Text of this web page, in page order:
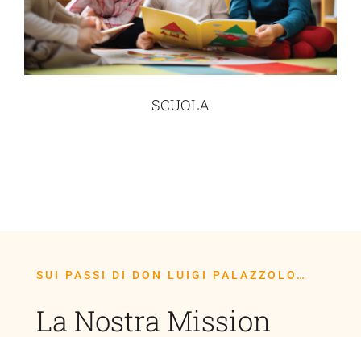
SCUOLA
SUI PASSI DI DON LUIGI PALAZZOLO…
La Nostra Mission